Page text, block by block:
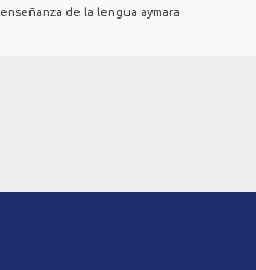
de la lengua aymara